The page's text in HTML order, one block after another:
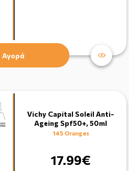
Αγορά
Vichy Capital Soleil Anti-
Ageing Spf50+, 50ml
145 Oranges
17.99€